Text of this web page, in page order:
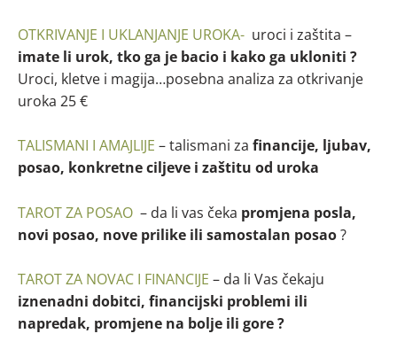
OTKRIVANJE I UKLANJANJE UROKA- uroci i zaštita –
imate li urok, tko ga je bacio i kako ga ukloniti ?
Uroci, kletve i magija…posebna analiza za otkrivanje
uroka 25 €
TALISMANI I AMAJLIJE – talismani za financije, ljubav,
posao, konkretne ciljeve i zaštitu od uroka
TAROT ZA POSAO – da li vas čeka promjena posla,
novi posao, nove prilike ili samostalan posao?
TAROT ZA NOVAC I FINANCIJE – da li Vas čekaju
iznenadni dobitci, financijski problemi ili
napredak, promjene na bolje ili gore ?